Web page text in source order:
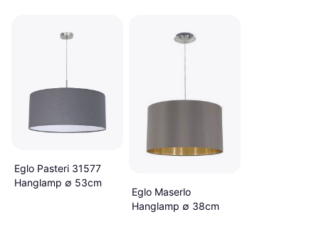
Eglo Pasteri 31577
Hanglamp ∅ 53cm
Eglo Maserlo
Hanglamp ∅ 38cm